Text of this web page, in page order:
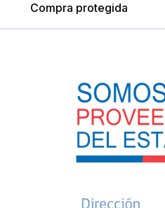
Compra protegida